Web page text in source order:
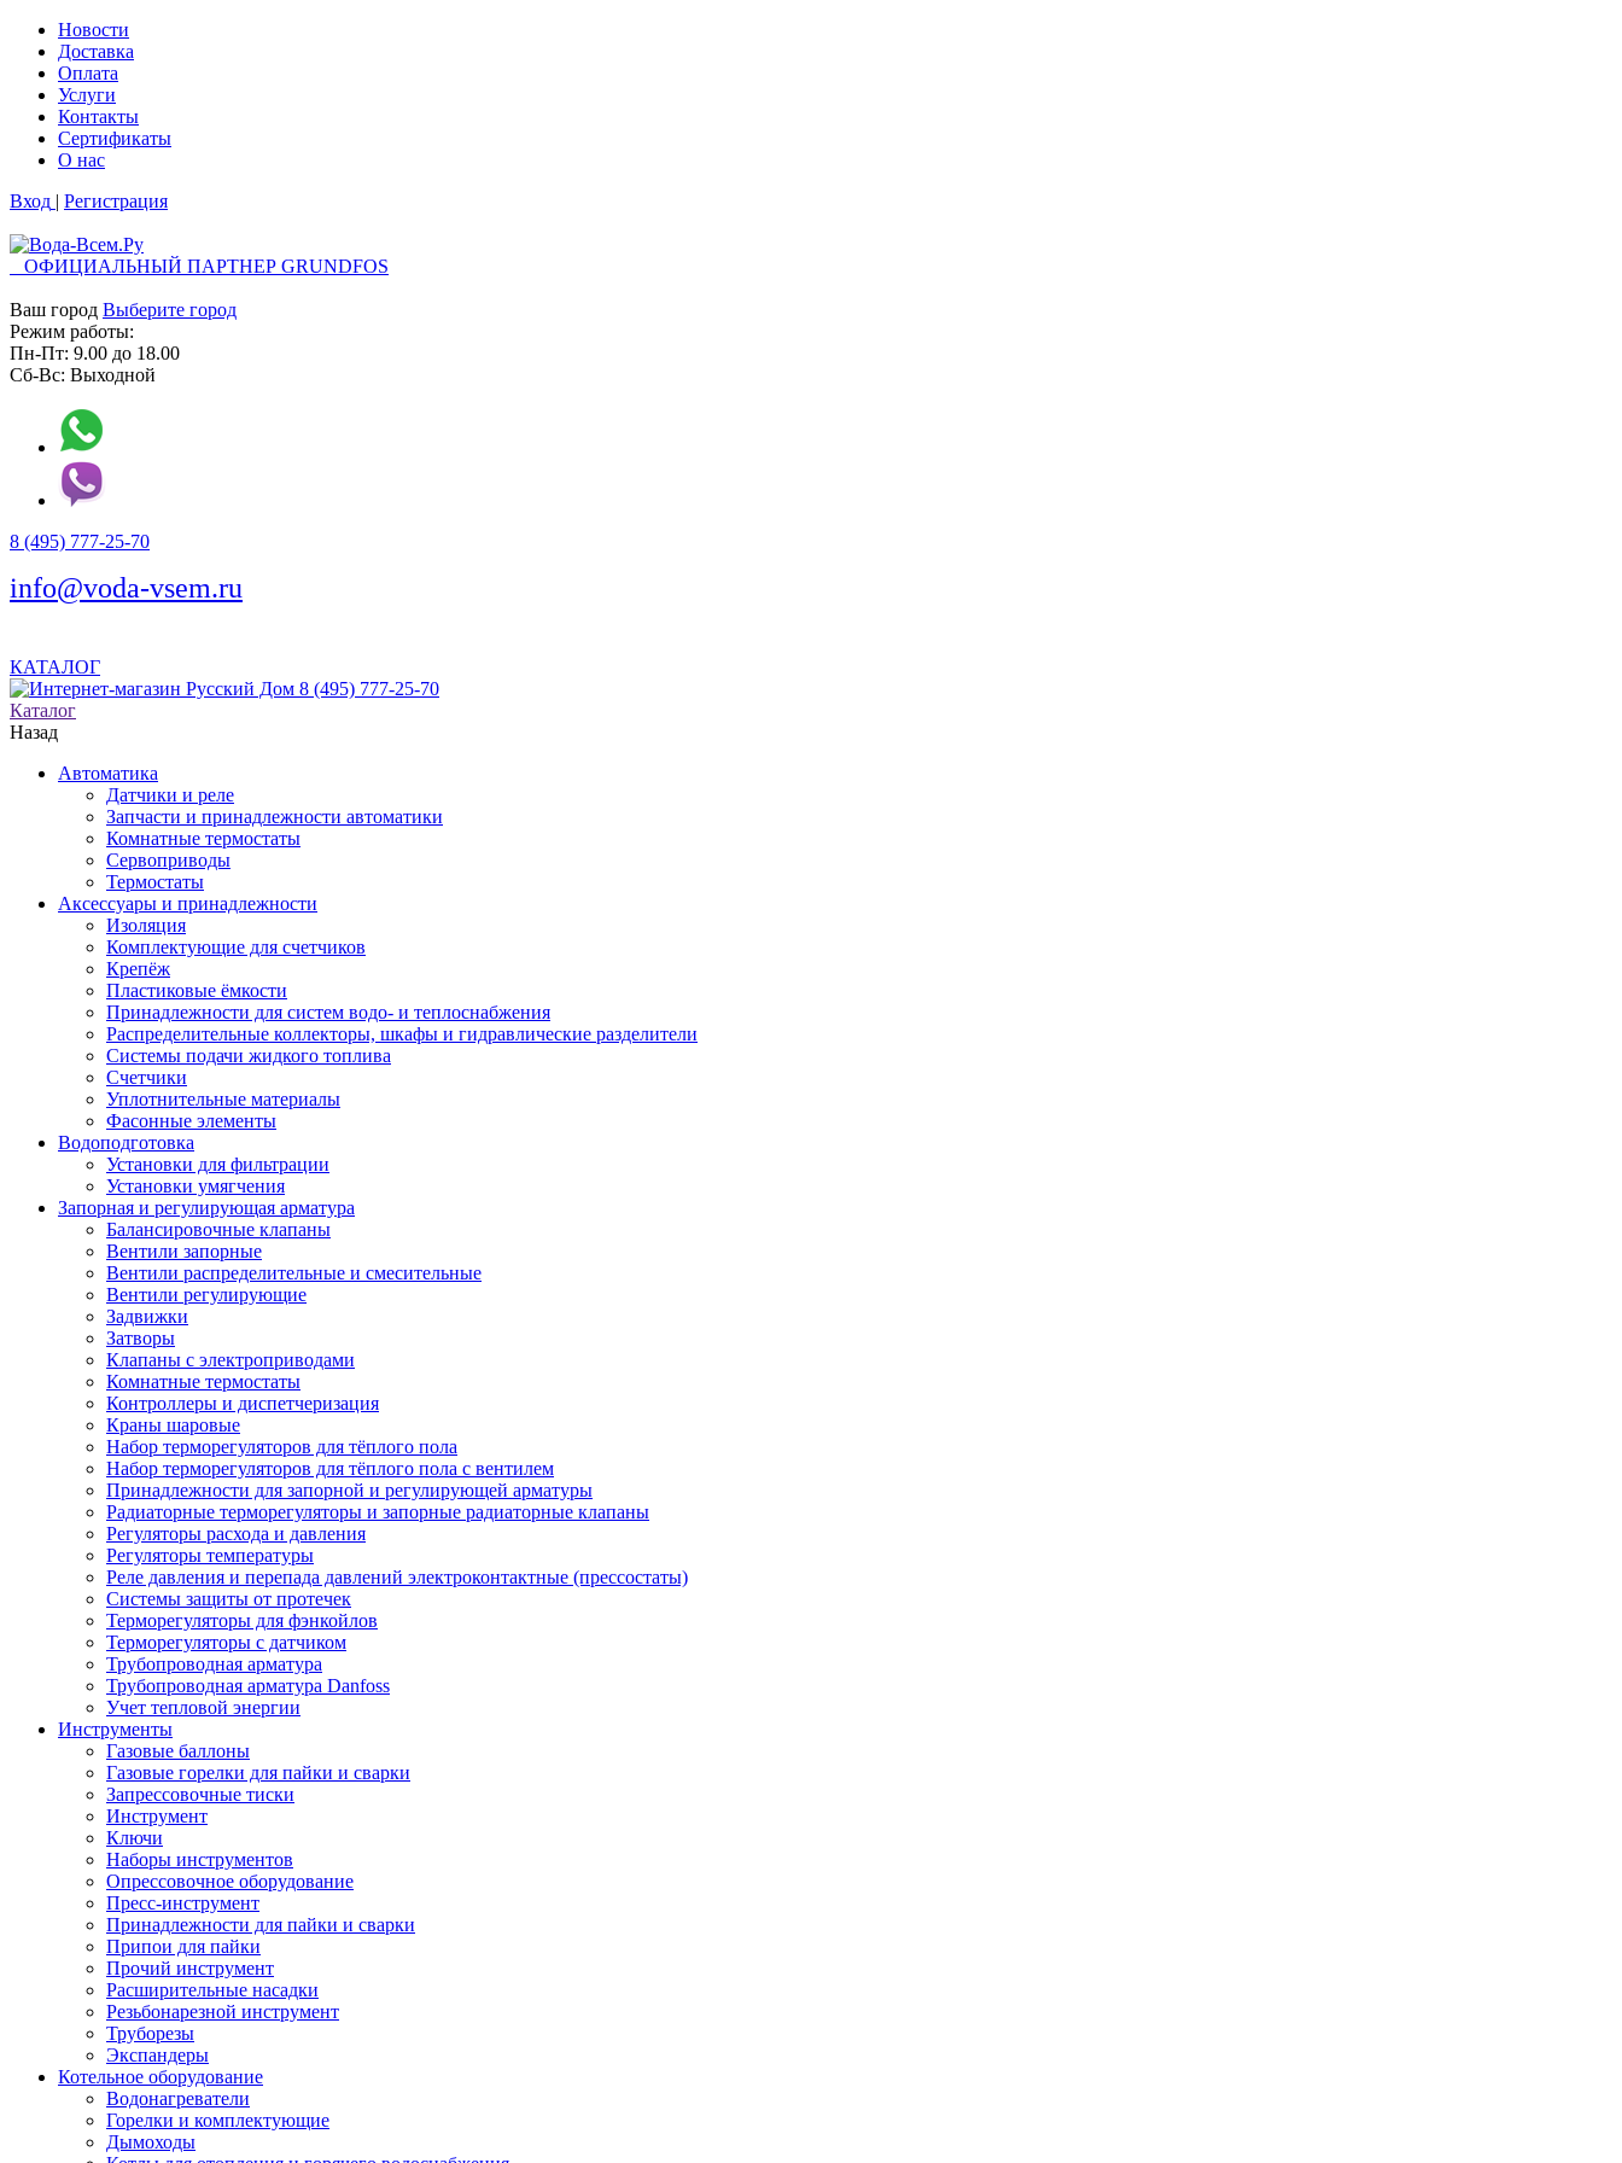
Новости
Доставка
Оплата
Услуги
Контакты
Cертификаты
О нас
Вход | Регистрация
ОФИЦИАЛЬНЫЙ ПАРТНЕР GRUNDFOS
Ваш город Выберите город
Режим работы:
Пн-Пт: 9.00 до 18.00
Сб-Вс: Выходной
8 (495) 777-25-70
info@voda-vsem.ru
КАТАЛОГ
8 (495) 777-25-70
Каталог
Назад
Автоматика
Датчики и реле
Запчасти и принадлежности автоматики
Комнатные термостаты
Сервоприводы
Термостаты
Аксессуары и принадлежности
Изоляция
Комплектующие для счетчиков
Крепёж
Пластиковые ёмкости
Принадлежности для систем водо- и теплоснабжения
Распределительные коллекторы, шкафы и гидравлические разделители
Системы подачи жидкого топлива
Счетчики
Уплотнительные материалы
Фасонные элементы
Водоподготовка
Установки для фильтрации
Установки умягчения
Запорная и регулирующая арматура
Балансировочные клапаны
Вентили запорные
Вентили распределительные и смесительные
Вентили регулирующие
Задвижки
Затворы
Клапаны с электроприводами
Комнатные термостаты
Контроллеры и диспетчеризация
Краны шаровые
Набор терморегуляторов для тёплого пола
Набор терморегуляторов для тёплого пола с вентилем
Принадлежности для запорной и регулирующей арматуры
Радиаторные терморегуляторы и запорные радиаторные клапаны
Регуляторы расхода и давления
Регуляторы температуры
Реле давления и перепада давлений электроконтактные (прессостаты)
Системы защиты от протечек
Терморегуляторы для фэнкойлов
Терморегуляторы с датчиком
Трубопроводная арматура
Трубопроводная арматура Danfoss
Учет тепловой энергии
Инструменты
Газовые баллоны
Газовые горелки для пайки и сварки
Запрессовочные тиски
Инструмент
Ключи
Наборы инструментов
Опрессовочное оборудование
Пресс-инструмент
Принадлежности для пайки и сварки
Припои для пайки
Прочий инструмент
Расширительные насадки
Резьбонарезной инструмент
Труборезы
Экспандеры
Котельное оборудование
Водонагреватели
Горелки и комплектующие
Дымоходы